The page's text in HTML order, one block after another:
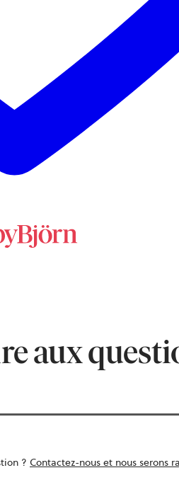
aux
? Contactez-nous et nous serons